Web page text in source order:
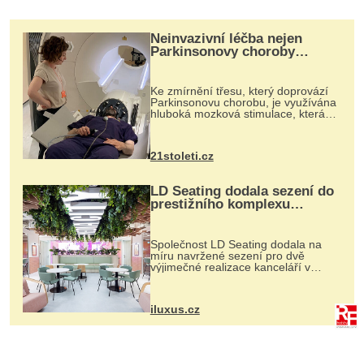
Neinvazivní léčba nejen
Parkinsonovy choroby
„helmy“
Ke zmírnění třesu, který doprovází
Parkinsonovu chorobu, je využívána
hluboká mozková stimulace, která
však vyžaduje vysoce invazivní
zákrok. Ultrazvuk zase není vhodný
k dostatečně přesnému zacílení ...
21stoleti.cz
LD Seating dodala sezení do
prestižního komplexu
MediaCityUK v Salfordu
Společnost LD Seating dodala na
míru navržené sezení pro dvě
výjimečné realizace kanceláří v
areálu MediaCityUK v anglickém
budov Media...
iluxus.cz